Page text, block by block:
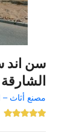
سن اند
الشارقة – +971
مصنع أثاث –